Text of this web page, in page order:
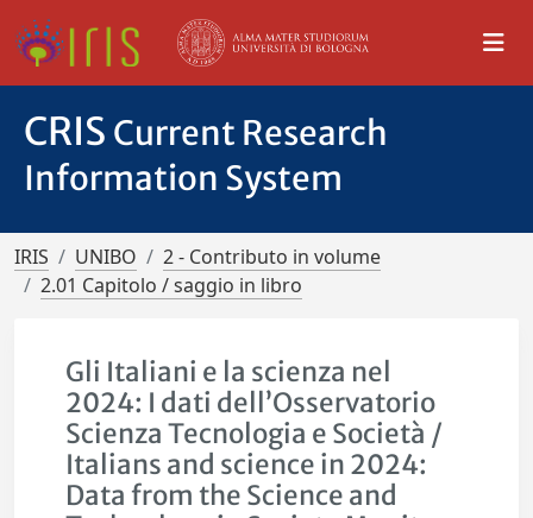
CRIS Current Research
Information System
IRIS UNIBO
2 - Contributo in volume
2.01 Capitolo / saggio in libro
Gli Italiani e la scienza nel
2024: I dati dell’Osservatorio
Scienza Tecnologia e Società /
Italians and science in 2024:
Data from the Science and